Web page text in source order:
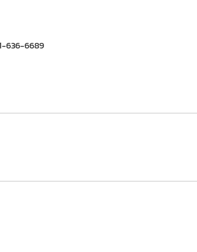
636-6689